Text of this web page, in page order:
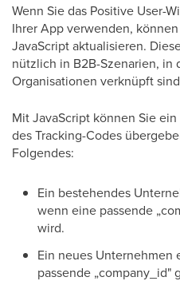
Wenn Sie das Positive User-
Ihrer App verwenden,
JavaScript aktualisieren.
nützlich in B2B-Szenarien, in
Organisationen verknüpft
Mit JavaScript können Sie
des Tracking-Codes
Folgendes:
Ein bestehendes
wenn eine passende
wird.
Ein neues
passende „company_id"